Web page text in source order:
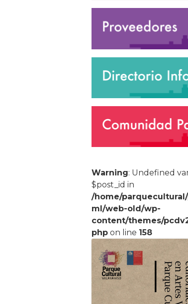
Warning: Undefined
$post_id in
/home/
ml/web-old/wp-
content/themes/
php on line 158